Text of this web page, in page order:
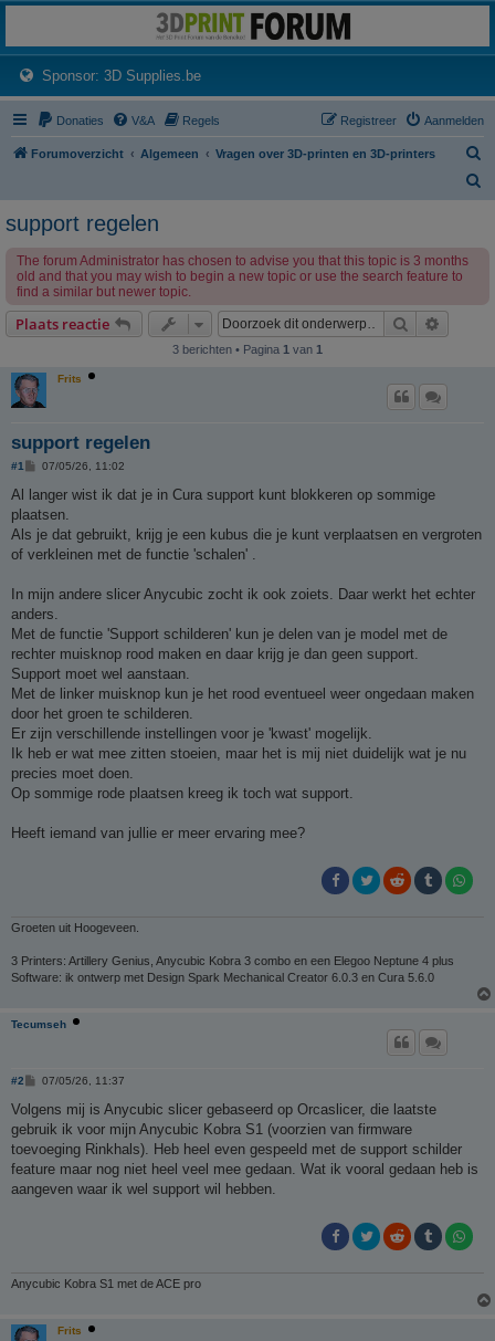
Het 3D print forum van de Benelux na de sluiting van 3dprintforum.nl
Sponsor: 3D Supplies.be(Opens a new tab)
Donaties V&A Regels Aanmelden
Registreer
Forumoverzicht Algemeen Vragen over 3D-printen en 3D-printers
support regelen
The forum Administrator has chosen to advise you that this topic is 3 months
old and that you may wish to begin a new topic or use the search feature to
find a similar but newer topic.
Plaats reactie Zoek
3 berichten • Pagina 1 van 1
Frits
support regelen
#1
B
r
c
h
t
07/05/26, 11:02
Al langer wist ik dat je in Cura support kunt blokkeren op sommige
plaatsen.
Als je dat gebruikt, krijg je een kubus die je kunt verplaatsen en vergroten
of verkleinen met de functie 'schalen' .
In mijn andere slicer Anycubic zocht ik ook zoiets. Daar werkt het echter
anders.
Met de functie 'Support schilderen' kun je delen van je model met de
rechter muisknop rood maken en daar krijg je dan geen support.
Support moet wel aanstaan.
Met de linker muisknop kun je het rood eventueel weer ongedaan maken
door het groen te schilderen.
Er zijn verschillende instellingen voor je 'kwast' mogelijk.
Ik heb er wat mee zitten stoeien, maar het is mij niet duidelijk wat je nu
precies moet doen.
Op sommige rode plaatsen kreeg ik toch wat support.
Heeft iemand van jullie er meer ervaring mee?
Groeten uit Hoogeveen.
3 Printers: Artillery Genius, Anycubic Kobra 3 combo en een Elegoo Neptune 4 plus
Software: ik ontwerp met Design Spark Mechanical Creator 6.0.3 en Cura 5.6.0
Tecumseh
#2
B
r
i
c
h
07/05/26, 11:37
Volgens mij is Anycubic slicer gebaseerd op Orcaslicer, die laatste
gebruik ik voor mijn Anycubic Kobra S1 (voorzien van firmware
toevoeging Rinkhals). Heb heel even gespeeld met de support schilder
feature maar nog niet heel veel mee gedaan. Wat ik vooral gedaan heb is
aangeven waar ik wel support wil hebben.
Anycubic Kobra S1 met de ACE pro
Frits